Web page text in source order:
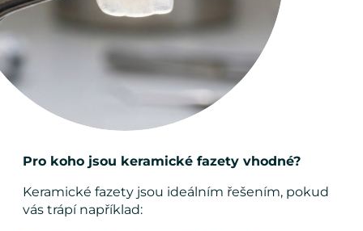
Pro koho jsou keramické fazety vhodné?
Keramické fazety jsou ideálním řešením, pokud
vás trápí například: